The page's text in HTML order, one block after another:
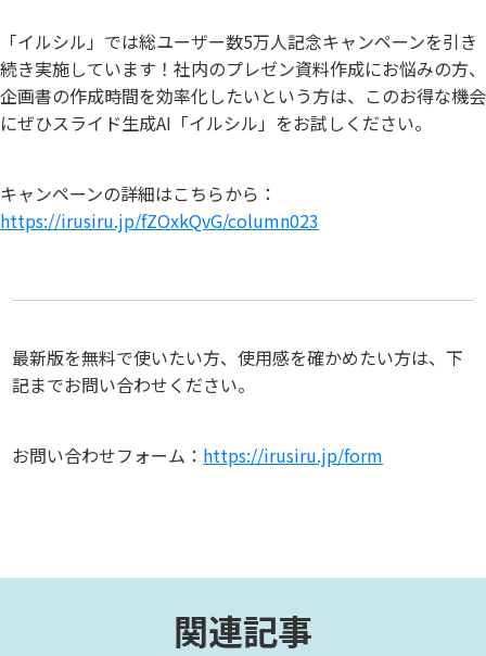
「イルシル」では総ユーザー数5万人記念キャンペーンを引き
続き実施しています！社内のプレゼン資料作成にお悩みの方、
企画書の作成時間を効率化したいという方は、このお得な機会
にぜひスライド生成AI「イルシル」をお試しください。
キャンペーンの詳細はこちらから：
https://irusiru.jp/fZOxkQvG/column023
最新版を無料で使いたい方、使用感を確かめたい方は、下
記までお問い合わせください。
お問い合わせフォーム： https://irusiru.jp/form
関連記事